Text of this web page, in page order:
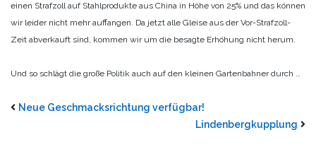
einen Strafzoll auf Stahlprodukte aus China in Höhe von 25% und das können
wir leider nicht mehr auffangen. Da jetzt alle Gleise aus der Vor-Strafzoll-
Zeit abverkauft sind, kommen wir um die besagte Erhöhung nicht herum.
Und so schlägt die große Politik auch auf den kleinen Gartenbahner durch …
Neue Geschmacksrichtung verfügbar!
Lindenbergkupplung